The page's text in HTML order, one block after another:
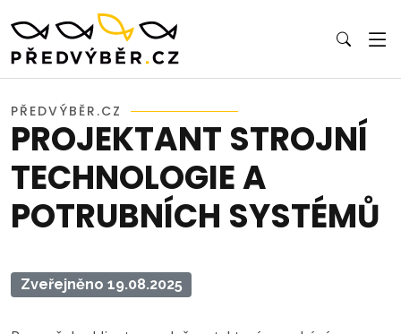
PŘEDVÝBĚR.CZ
PROJEKTANT STROJNÍ
TECHNOLOGIE A
POTRUBNÍCH SYSTÉMŮ
Zveřejněno 19.08.2025